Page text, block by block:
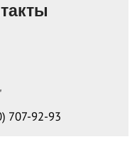
707-92-93